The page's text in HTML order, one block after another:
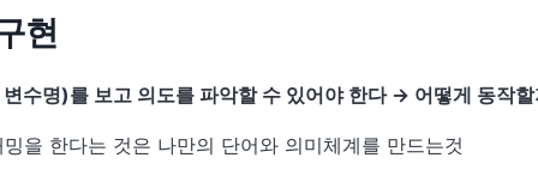
현
수명)를 보고 의도를 파악할 수 있어야 한다 → 어떻게 동작할
을 한다는 것은 나만의 단어와 의미체계를 만드는것